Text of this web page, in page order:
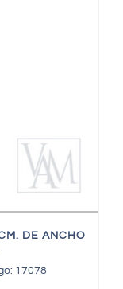
DE ANCHO
17078